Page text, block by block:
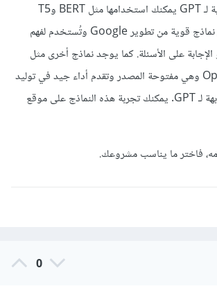
نعم، هناك بدائل مجانية لـ GPT يمكنك استخدامها مثل BERT وT5
وDistilBERT، وهي نماذج قوية من تطوير Google وتُستخدم لفهم
على الأسئلة. كما يوجد نماذج أخرى مثل
Mistral وOpenChat وهي مفتوحة المصدر وتقدم أداء جيد في توليد
النصوص بطريقة مشابهة لـ GPT. يمكنك تجربة هذه النماذج على موقع
فاختر ما يناسب مشروعك.
0